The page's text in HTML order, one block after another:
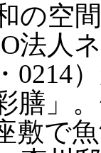
の空
法人
0214
膳」
敷で